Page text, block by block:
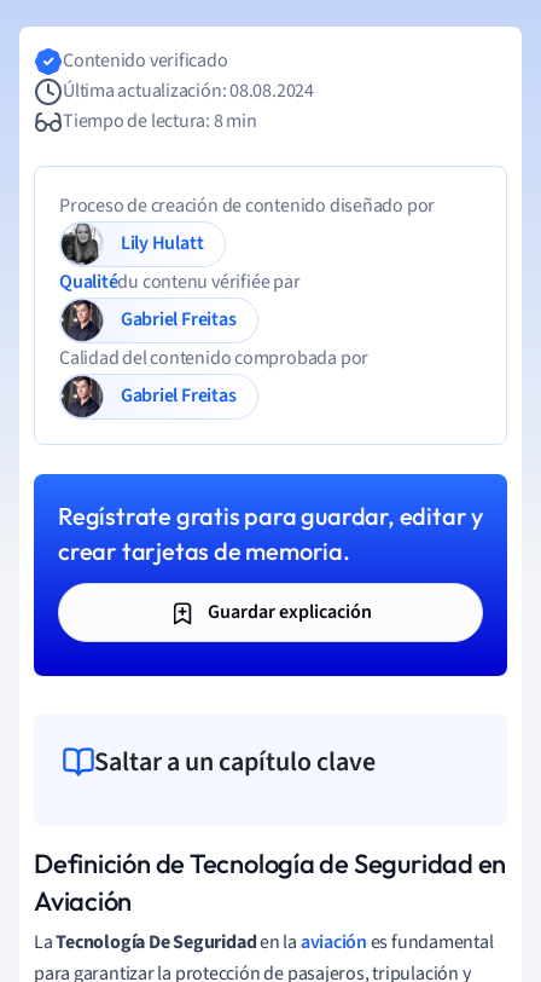
Contenido verificado
Última actualización: 08.08.2024
Tiempo de lectura: 8 min
Proceso de creación de contenido diseñado por
Lily Hulatt
Qualitédu contenu vérifiée par
Gabriel Freitas
Calidad del contenido comprobada por
Gabriel Freitas
Regístrate gratis para guardar, editar y
crear tarjetas de memoria.
Guardar explicación
Saltar a un capítulo clave
Definición de Tecnología de Seguridad en
Aviación
LaTecnología De Seguridaden laaviaciónes fundamental
para garantizar la protección de pasajeros, tripulación y